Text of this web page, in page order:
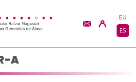
EU
ES
A